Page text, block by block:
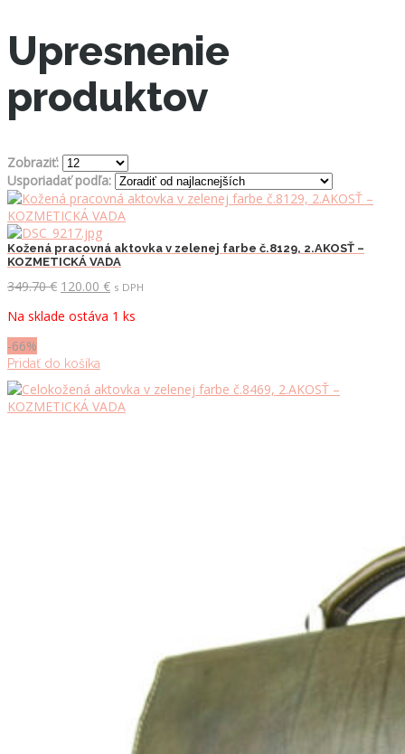
Upresnenie
produktov
Zobraziť:
Usporiadať podľa:
Kožená pracovná aktovka v zelenej farbe č.8129, 2.AKOSŤ –
KOZMETICKÁ VADA
349.70€ Pôvodná
bola:
120.00 €Aktuálna
je:
s DPH
Na sklade ostáva 1 ks
-66%
Pridať do košíka